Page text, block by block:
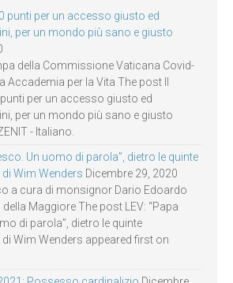
punti per un accesso giusto ed
per un mondo più sano e giusto
della Commissione Vaticana Covid-
Accademia per la Vita The post Il
per un accesso giusto ed
per un mondo più sano e giusto
- Italiano.
Un uomo di parola”, dietro le quinte
Wim Wenders Dicembre 29, 2020
a cura di monsignor Dario Edoardo
Maggiore The post LEV: “Papa
di parola”, dietro le quinte
Wim Wenders appeared first on